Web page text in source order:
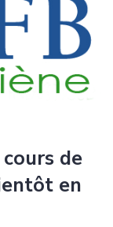
de
en